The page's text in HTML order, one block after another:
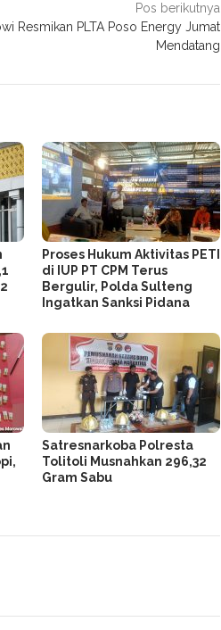
Pos berikutnya
Resmikan PLTA Poso Energy Jumat
Mendatang
Proses Hukum Aktivitas PETI
di IUP PT CPM Terus
Bergulir, Polda Sulteng
Ingatkan Sanksi Pidana
Satresnarkoba Polresta
Tolitoli Musnahkan 296,32
Gram Sabu